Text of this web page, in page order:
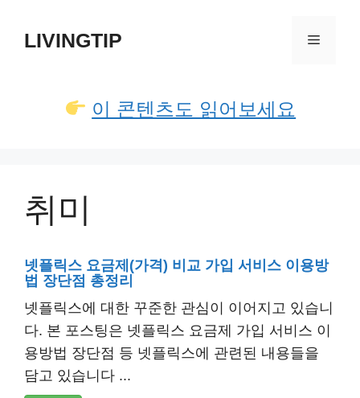
LIVINGTIP 메
이 콘텐츠도 읽어보세요
취미
넷플릭스 요금제(가격) 비교 가입 서비스 이용방
법 장단점 총정리
넷플릭스에 대한 꾸준한 관심이 이어지고 있습니
다. 본 포스팅은 넷플릭스 요금제 가입 서비스 이
용방법 장단점 등 넷플릭스에 관련된 내용들을
담고 있습니다 ...